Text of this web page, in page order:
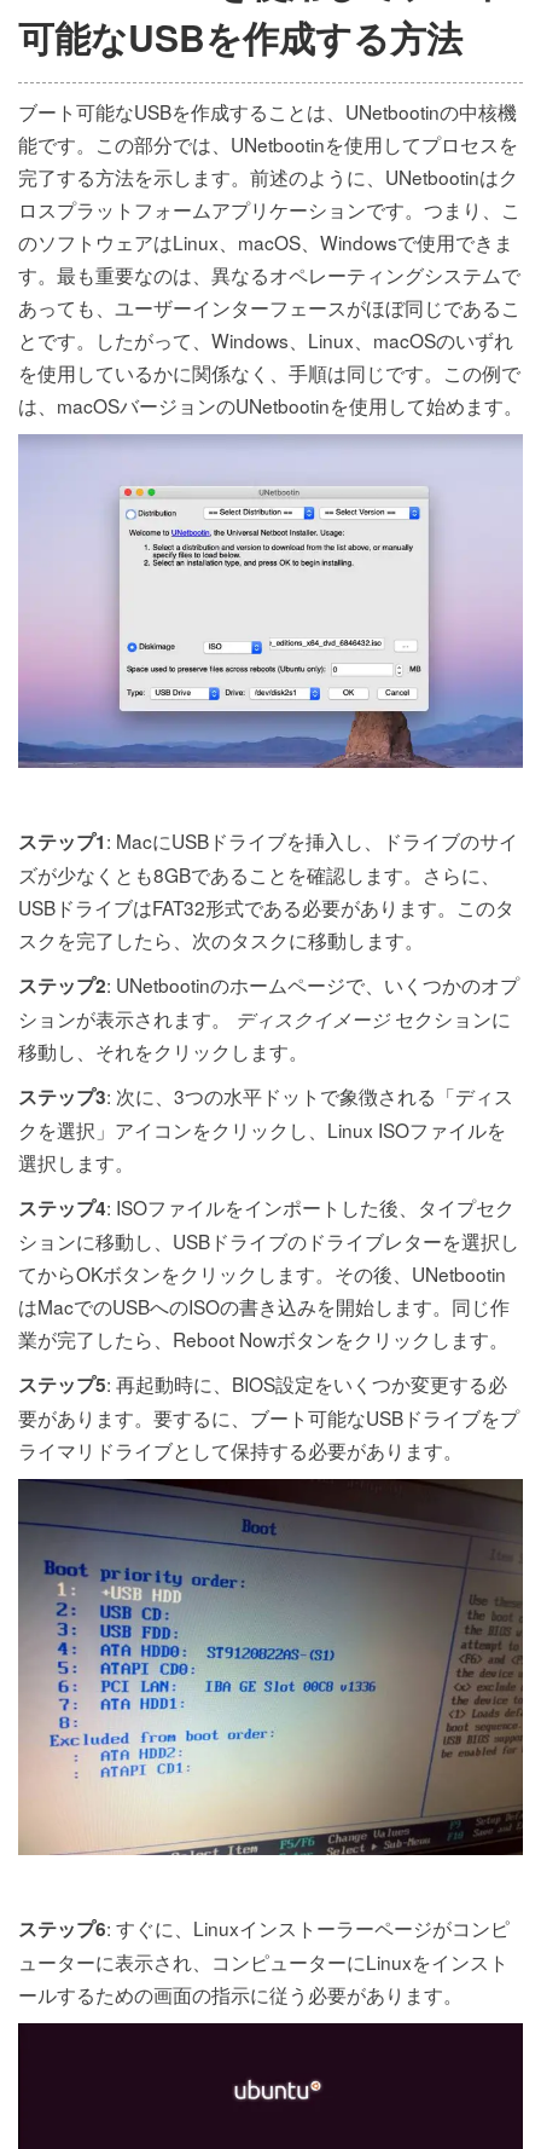
可能なUSBを作成する方法
ブート可能なUSBを作成することは、UNetbootinの中核機
能です。この部分では、UNetbootinを使用してプロセスを
完了する方法を示します。前述のように、UNetbootinはク
ロスプラットフォームアプリケーションです。つまり、こ
のソフトウェアはLinux、macOS、Windowsで使用できま
す。最も重要なのは、異なるオペレーティングシステムで
あっても、ユーザーインターフェースがほぼ同じであるこ
とです。したがって、Windows、Linux、macOSのいずれ
を使用しているかに関係なく、手順は同じです。この例で
は、macOSバージョンのUNetbootinを使用して始めます。
ステップ1: MacにUSBドライブを挿入し、ドライブのサイ
ズが少なくとも8GBであることを確認します。さらに、
USBドライブはFAT32形式である必要があります。このタ
スクを完了したら、次のタスクに移動します。
ステップ2: UNetbootinのホームページで、いくつかのオプ
ションが表示されます。
ディスクイメージ セクションに
移動し、それをクリックします。
ステップ3: 次に、3つの水平ドットで象徴される「ディス
クを選択」アイコンをクリックし、Linux ISOファイルを
選択します。
ステップ4: ISOファイルをインポートした後、タイプセク
ションに移動し、USBドライブのドライブレターを選択し
てからOKボタンをクリックします。その後、UNetbootin
はMacでのUSBへのISOの書き込みを開始します。同じ作
業が完了したら、Reboot Nowボタンをクリックします。
ステップ5: 再起動時に、BIOS設定をいくつか変更する必
要があります。要するに、ブート可能なUSBドライブをプ
ライマリドライブとして保持する必要があります。
ステップ6: すぐに、Linuxインストーラーページがコンピ
ューターに表示され、コンピューターにLinuxをインスト
ールするための画面の指示に従う必要があります。